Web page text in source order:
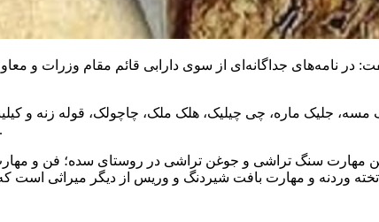
مسه، جلیک ماره، چی چیلیک، هلک ملک، چاچولک، قوله زنه
و آداب زیارت دوره و صلوات خاصه حضرت شاهچراغ (ع) است.
مهارت سنگ تراشی و جوغن تراشی در روستای سده؛ فن و